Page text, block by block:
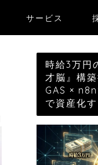
サービス
時給3万円
才脳』構
GAS ×
で資産化